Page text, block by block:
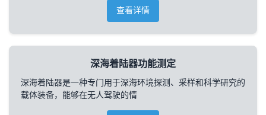
查看详情
深海着陆器功能测定
深海着陆器是一种专门用于深海环境探测、采样和科学研究的
载体装备，能够在无人驾驶的情